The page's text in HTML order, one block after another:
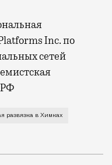
Inc. по
сетей
РФ
развязка в Химках